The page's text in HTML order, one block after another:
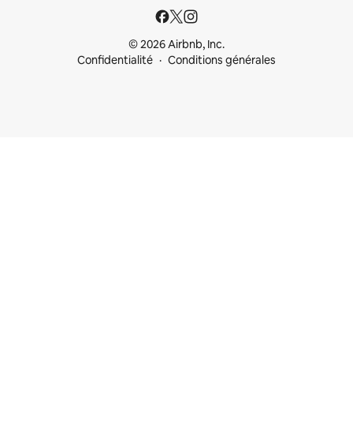
© 2026 Airbnb, Inc.
Confidentialité
Conditions générales